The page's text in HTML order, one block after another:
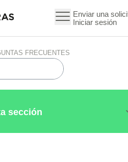
Enviar una
Iniciar sesión
FRECUENTES
sección